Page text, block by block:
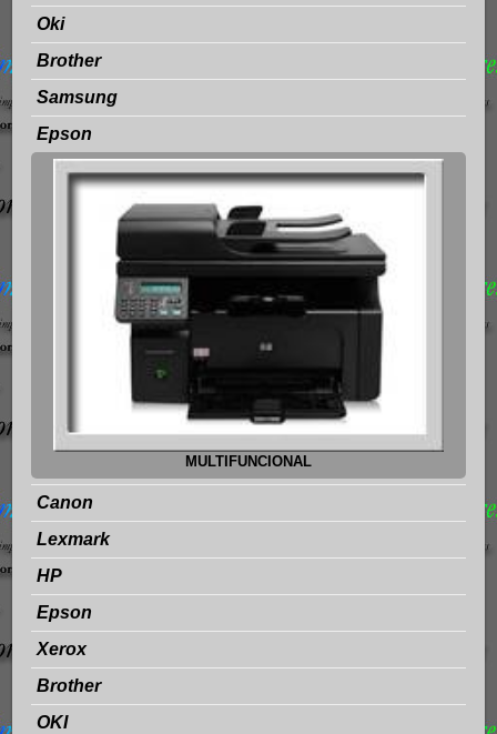
Oki
Brother
Samsung
Epson
MULTIFUNCIONAL
Canon
Lexmark
HP
Epson
Xerox
Brother
OKI